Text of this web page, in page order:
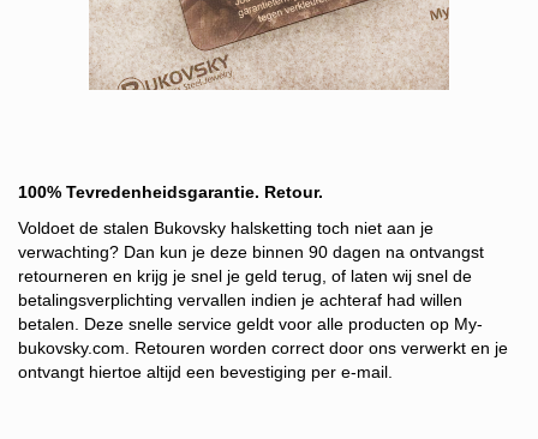
100% Tevredenheidsgarantie. Retour.
Voldoet de stalen Bukovsky halsketting toch niet aan je
verwachting? Dan kun je deze binnen 90 dagen na ontvangst
retourneren en krijg je snel je geld terug, of laten wij snel de
betalingsverplichting vervallen indien je achteraf had willen
betalen. Deze snelle service geldt voor alle producten op My-
bukovsky.com. Retouren worden correct door ons verwerkt en je
ontvangt hiertoe altijd een bevestiging per e-mail.